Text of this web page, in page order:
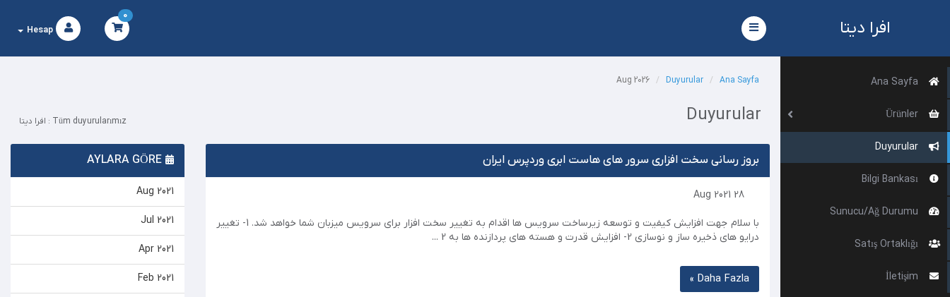
افرا دیتا
Toggle
navigation
0
Hesap
Ürünler
Duyurular
Bilgi Bankası
Satış Ortaklığı
Ana Sayfa
Duyurular
Duyurular Tüm duyurularımız : افرا دیتا
Aug 2021
Jul 2021
Apr 2021
Feb 2021
بروز رسانی سخت افزاری سرور های هاست ابری وردپرس ایران
28 Aug 2021
با سلام جهت افزایش کیفیت و توسعه زیرساخت سرویس ها اقدام به تغییر سخت افزار برای سرویس میزبان شما خواهد شد. 1- تغییر
درایو های ذخیره ساز و نوسازی 2- افزایش قدرت و هسته های پردازنده ها به 2 ...
Daha Fazla »